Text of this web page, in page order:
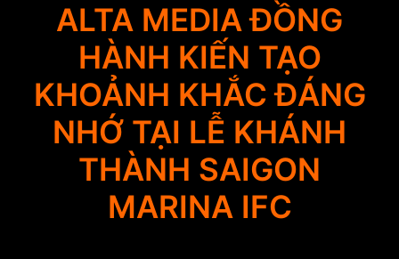
PRODUCTS
PARTNERS
RECRUITMENT
CONTACT
EN
ALTA MEDIA ĐỒNG
HÀNH KIẾN TẠO
KHOẢNH KHẮC ĐÁNG
NHỚ TẠI LỄ KHÁNH
THÀNH SAIGON
MARINA IFC